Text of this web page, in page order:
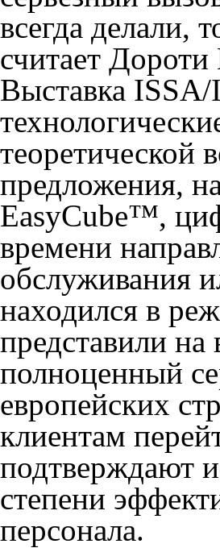
всегда делали,
считает
Выставка
теоретической
предложения,
EasyCube™,
времени
обслуживания
находился в
представили на
полноценный
европейских
клиентам
подтверждают
степени
персонала.